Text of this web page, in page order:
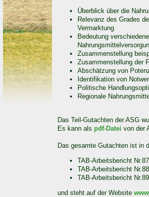
Überblick über die
Relevanz des Grades
Vermarktung
Bedeutung
Zusammenstellung
Zusammenstellung der
Abschätzung von
Identifikation von
Politische
Regionale
Das Teil-Gutachten der ASG
Es kann als pdf-Datei von der
Das gesamte Gutachten ist in
TAB-Arbeitsbericht
TAB-Arbeitsbericht
TAB-Arbeitsbericht
und steht auf der Website